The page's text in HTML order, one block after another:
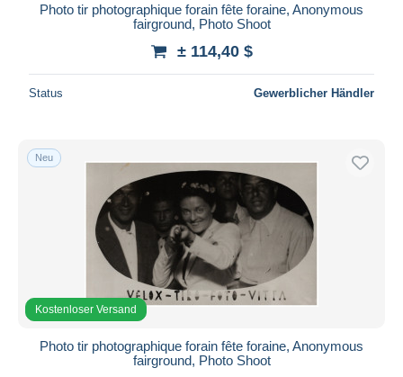
Photo tir photographique forain fête foraine, Anonymous
fairground, Photo Shoot
± 114,40 $
Status Gewerblicher Händler
Neu
Kostenloser Versand
Photo tir photographique forain fête foraine, Anonymous
fairground, Photo Shoot